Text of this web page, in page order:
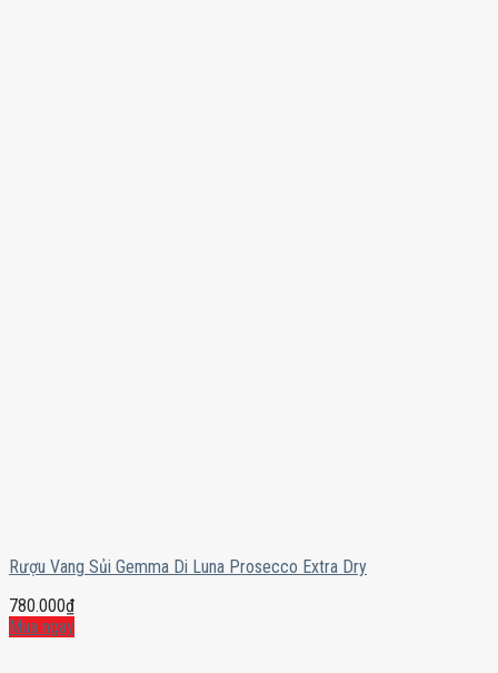
Rượu Vang Sủi Gemma Di Luna Prosecco Extra Dry
780.000₫
Mua ngay